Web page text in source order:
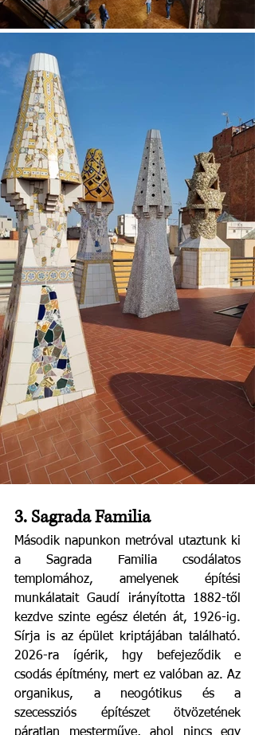
3. Sagrada Familia
Második napunkon metróval utaztunk ki
a Sagrada Familia csodálatos
templomához, amelyenek építési
munkálatait Gaudí irányította 1882-től
kezdve szinte egész életén át, 1926-ig.
Sírja is az épület kriptájában található.
2026-ra ígérik, hgy befejeződik e
csodás építmény, mert ez valóban az. Az
organikus, a neogótikus és a
szecessziós építészet ötvözetének